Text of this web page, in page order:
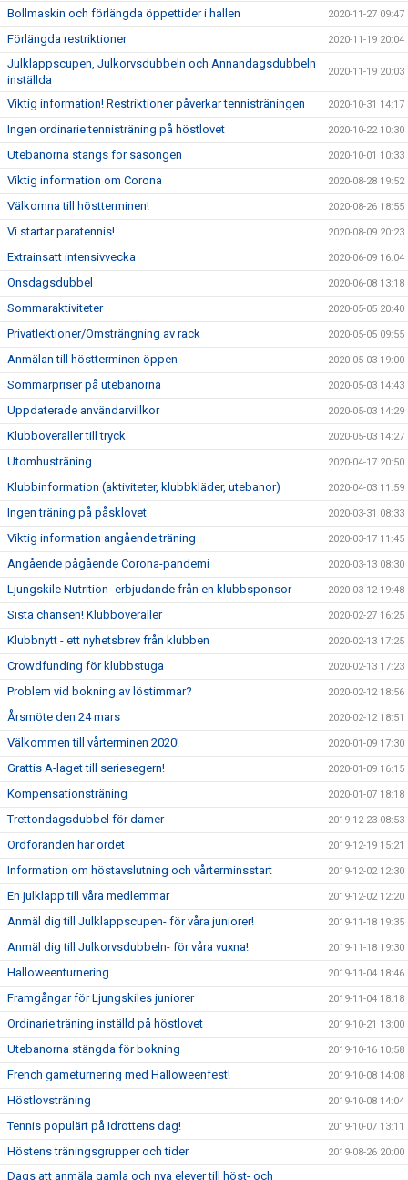
Bollmaskin och förlängda öppettider i hallen 2020-11-27 09:47
Förlängda restriktioner 2020-11-19 20:04
Julklappscupen, Julkorvsdubbeln och Annandagsdubbeln
inställda
2020-11-19 20:03
Viktig information! Restriktioner påverkar tennisträningen 2020-10-31 14:17
Ingen ordinarie tennisträning på höstlovet 2020-10-22 10:30
Utebanorna stängs för säsongen 2020-10-01 10:33
Viktig information om Corona 2020-08-28 19:52
Välkomna till höstterminen! 2020-08-26 18:55
Vi startar paratennis! 2020-08-09 20:23
Extrainsatt intensivvecka 2020-06-09 16:04
Onsdagsdubbel 2020-06-08 13:18
Sommaraktiviteter 2020-05-05 20:40
Privatlektioner/Omsträngning av rack 2020-05-05 09:55
Anmälan till höstterminen öppen 2020-05-03 19:00
Sommarpriser på utebanorna 2020-05-03 14:43
Uppdaterade användarvillkor 2020-05-03 14:29
Klubboveraller till tryck 2020-05-03 14:27
Utomhusträning 2020-04-17 20:50
Klubbinformation (aktiviteter, klubbkläder, utebanor) 2020-04-03 11:59
Ingen träning på påsklovet 2020-03-31 08:33
Viktig information angående träning 2020-03-17 11:45
Angående pågående Corona-pandemi 2020-03-13 08:30
Ljungskile Nutrition- erbjudande från en klubbsponsor 2020-03-12 19:48
Sista chansen! Klubboveraller 2020-02-27 16:25
Klubbnytt - ett nyhetsbrev från klubben 2020-02-13 17:25
Crowdfunding för klubbstuga 2020-02-13 17:23
Problem vid bokning av löstimmar? 2020-02-12 18:56
Årsmöte den 24 mars 2020-02-12 18:51
Välkommen till vårterminen 2020! 2020-01-09 17:30
Grattis A-laget till seriesegern! 2020-01-09 16:15
Kompensationsträning 2020-01-07 18:18
Trettondagsdubbel för damer 2019-12-23 08:53
Ordföranden har ordet 2019-12-19 15:21
Information om höstavslutning och vårterminsstart 2019-12-02 12:30
En julklapp till våra medlemmar 2019-12-02 12:20
Anmäl dig till Julklappscupen- för våra juniorer! 2019-11-18 19:35
Anmäl dig till Julkorvsdubbeln- för våra vuxna! 2019-11-18 19:30
Halloweenturnering 2019-11-04 18:46
Framgångar för Ljungskiles juniorer 2019-11-04 18:18
Ordinarie träning inställd på höstlovet 2019-10-21 13:00
Utebanorna stängda för bokning 2019-10-16 10:58
French gameturnering med Halloweenfest! 2019-10-08 14:08
Höstlovsträning 2019-10-08 14:04
Tennis populärt på Idrottens dag! 2019-10-07 13:11
Höstens träningsgrupper och tider 2019-08-26 20:00
Dags att anmäla gamla och nya elever till höst- och